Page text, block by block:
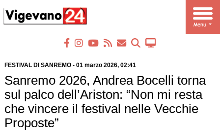
FESTIVAL DI SANREMO- 01 marzo 2026, 02:41
Sanremo 2026, Andrea Bocelli torna
sul palco dell’Ariston: “Non mi resta
che vincere il festival nelle Vecchie
Proposte”